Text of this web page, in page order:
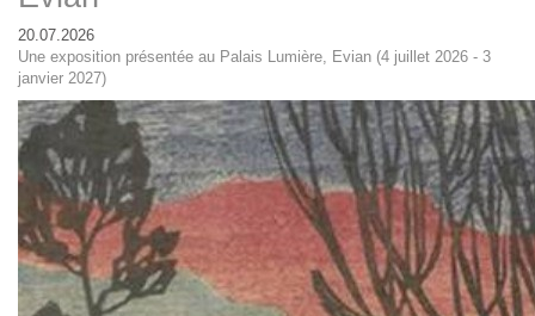
20.07.2026
Une exposition présentée au Palais Lumière, Evian (4 juillet 2026 - 3
janvier 2027)